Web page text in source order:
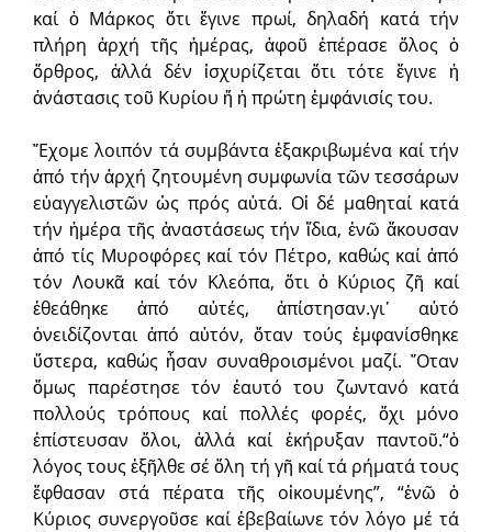
καί ὁ Μάρκος ὅτι ἔγινε πρωί, δηλαδή κατά τήν
πλήρη ἀρχή τῆς ἡμέρας, ἀφοῦ ἐπέρασε ὅλος ὁ
ὄρθρος, ἀλλά δέν ἰσχυρίζεται ὅτι τότε ἔγινε ἡ
ἀνάστασις τοῦ Κυρίου ἤ ἡ πρώτη ἐμφάνισίς του.
῎Εχομε λοιπόν τά συμβάντα ἐξακριβωμένα καί τήν
ἀπό τήν ἀρχή ζητουμένη συμφωνία τῶν τεσσάρων
εὐαγγελιστῶν ὡς πρός αὐτά. Οἱ δέ μαθηταί κατά
τήν ἡμέρα τῆς ἀναστάσεως τήν ἴδια, ἐνῶ ἄκουσαν
ἀπό τίς Μυροφόρες καί τόν Πέτρο, καθώς καί ἀπό
τόν Λουκᾶ καί τόν Κλεόπα, ὅτι ὁ Κύριος ζῆ καί
ἐθεάθηκε ἀπό αὐτές, ἀπίστησαν.γι᾿ αὐτό
ὀνειδίζονται ἀπό αὐτόν, ὅταν τούς ἐμφανίσθηκε
ὕστερα, καθώς ἦσαν συναθροισμένοι μαζί. ῞Οταν
ὅμως παρέστησε τόν ἑαυτό του ζωντανό κατά
πολλούς τρόπους καί πολλές φορές, ὄχι μόνο
ἐπίστευσαν ὅλοι, ἀλλά καί ἐκήρυξαν παντοῦ.“ὁ
λόγος τους ἐξῆλθε σέ ὅλη τή γῆ καί τά ρήματά τους
ἔφθασαν στά πέρατα τῆς οἰκουμένης”, “ἐνῶ ὁ
Κύριος συνεργοῦσε καί ἐβεβαίωνε τόν λόγο μέ τά